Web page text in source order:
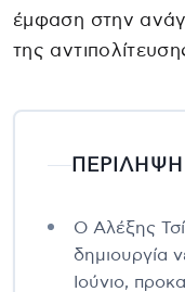
έμφαση στην
της
Ο Αλέξης
δημιουργία
Ιούνιο,